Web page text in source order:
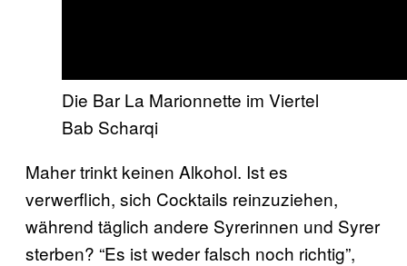
Die Bar La Marionnette im Viertel
Bab Scharqi
Maher trinkt keinen Alkohol. Ist es
verwerflich, sich Cocktails reinzuziehen,
während täglich andere Syrerinnen und Syrer
sterben? “Es ist weder falsch noch richtig”,